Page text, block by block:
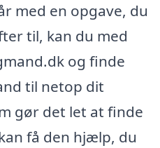
med en opgave, du
til, kan du med
og finde
til netop dit
gør det let at finde
få den hjælp, du